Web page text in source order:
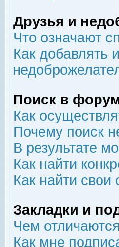
Друзья и
Что означают
Как добавлять
Поиск в
Как
Почему поиск
В результате
Как найти
Как найти
Закладки и
Чем
Как мне